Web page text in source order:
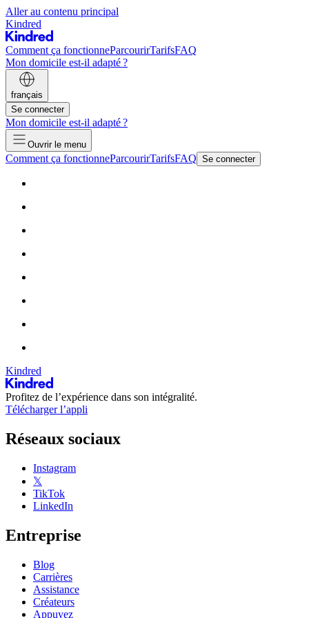
Aller au contenu principal
Kindred
Comment ça fonctionneParcourirTarifsFAQ
Mon domicile est-il adapté ?
français
Se connecter
Mon domicile est-il adapté ?
Ouvrir le menu
Comment ça fonctionneParcourirTarifsFAQ Se connecter
Kindred
Profitez de l’expérience dans son intégralité.
Télécharger l’appli
Réseaux sociaux
Instagram
𝕏
TikTok
LinkedIn
Entreprise
Blog
Carrières
Assistance
Créateurs
Appuyez